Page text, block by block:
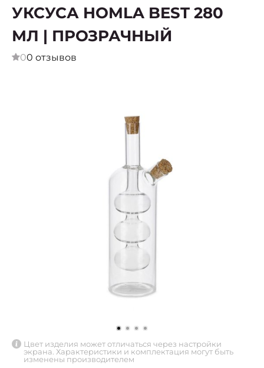
УКСУСА HOMLA BEST 280
МЛ | ПРОЗРАЧНЫЙ
00 отзывов
Цвет изделия может отличаться через настройки
экрана. Характеристики и комплектация могут быть
изменены производителем